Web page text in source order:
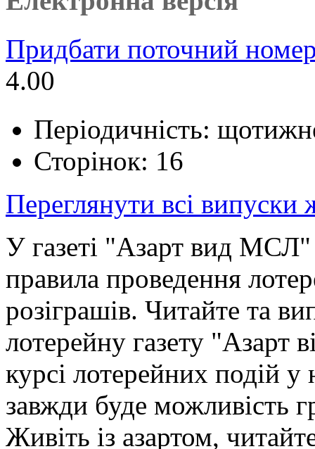
Придбати поточний
4.00
Періодичність:
Сторінок: 16
Переглянути всі випуски
У газеті "Азарт вид МСЛ"
правила проведення
розіграшів. Читайте та
лотерейну газету "Азарт
курсі лотерейних подій у
завжди буде можливість
Живіть із азартом,